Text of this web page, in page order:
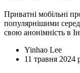
Приватні мобільні
популярнішими серед
свою анонімність в
Yinhao Lee
11 травня 2024